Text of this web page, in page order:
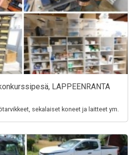
LAPPEENRANTA
sekalaiset koneet ja laitteet ym.